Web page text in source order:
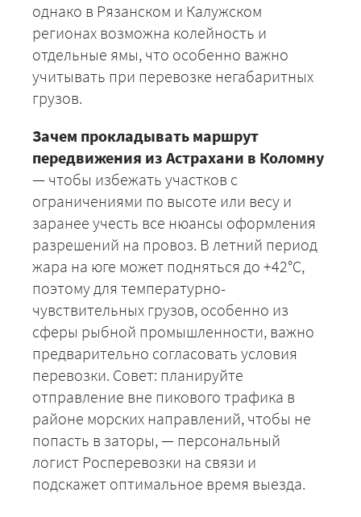
однако в Рязанском и Калужском
регионах возможна колейность и
отдельные ямы, что особенно важно
учитывать при перевозке негабаритных
грузов.
Зачем прокладывать маршрут
передвижения из Астрахани в Коломну
— чтобы избежать участков с
ограничениями по высоте или весу и
заранее учесть все нюансы оформления
разрешений на провоз. В летний период
жара на юге может подняться до +42°C,
поэтому для температурно-
чувствительных грузов, особенно из
сферы рыбной промышленности, важно
предварительно согласовать условия
перевозки. Совет: планируйте
отправление вне пикового трафика в
районе морских направлений, чтобы не
попасть в заторы, — персональный
логист Росперевозки на связи и
подскажет оптимальное время выезда.
+7 (499) 520-05-23
ЗАКАЗАТЬ